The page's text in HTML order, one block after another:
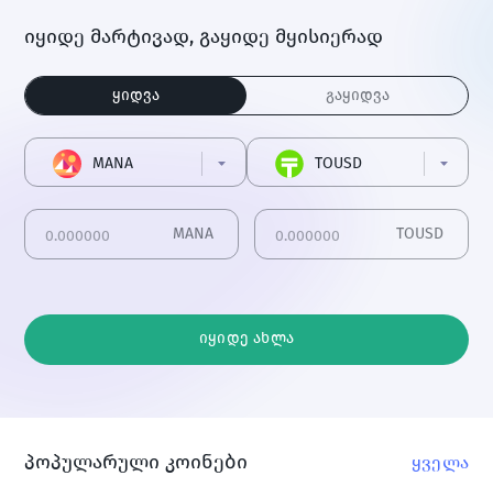
იყიდე მარტივად, გაყიდე მყისიერად
ყიდვა გაყიდვა
MANA TOUSD
MANA TOUSD
იყიდე ახლა
პოპულარული კოინები ყველა